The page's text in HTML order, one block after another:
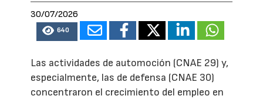
30/07/2026
640
Las actividades de automoción (CNAE 29) y,
especialmente, las de defensa (CNAE 30)
concentraron el crecimiento del empleo en